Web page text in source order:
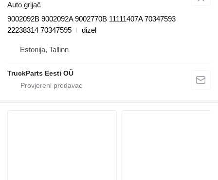
Auto grijač
9002092B 9002092A 9002770B 11111407A 70347593
22238314 70347595
dizel
Estonija, Tallinn
TruckParts Eesti OÜ